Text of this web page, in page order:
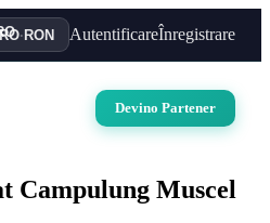
RO·RON AutentificareÎnregistrare
Devino Partener
Campulung Muscel